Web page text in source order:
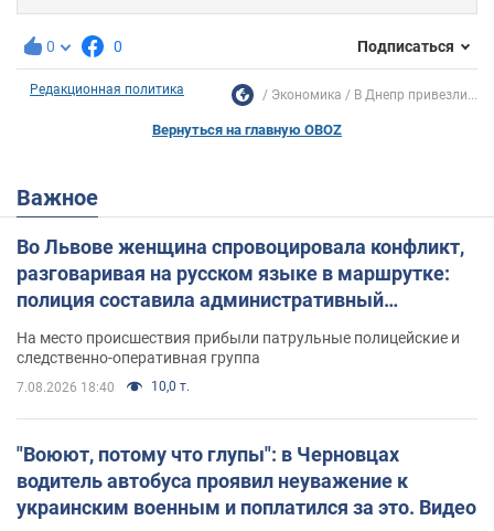
0 0 Подписаться
Редакционная политика Экономика В Днепр привезли...
Вернуться на главную OBOZ
Важное
Во Львове женщина спровоцировала конфликт,
разговаривая на русском языке в маршрутке:
полиция составила административный
На место происшествия прибыли патрульные полицейские и
следственно-оперативная группа
7.08.2026 18:40 10,0 т.
"Воюют, потому что глупы": в Черновцах
водитель автобуса проявил неуважение к
украинским военным и поплатился за это. Видео